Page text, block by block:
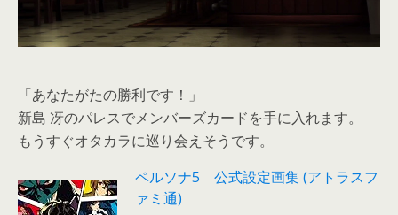
「あなたがたの勝利です！」
新島 冴のパレスでメンバーズカードを手に入れます。
もうすぐオタカラに巡り会えそうです。
ペルソナ5 公式設定画集 (アトラスフ
ァミ通)